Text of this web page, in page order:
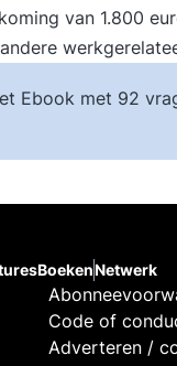
van 1.800
Ebook met 92
BoekenNetwerk
Code of
Adverteren /